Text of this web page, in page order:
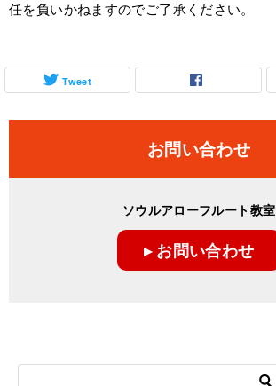
任を負いかねますのでご了承ください。
Tweet
お問い合わせ
ソウルアローフルート教室
▸ お問い合わせ